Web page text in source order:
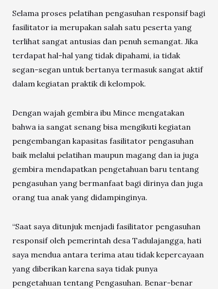
Selama proses pelatihan pengasuhan responsif bagi
fasilitator ia merupakan salah satu peserta yang
terlihat sangat antusias dan penuh semangat. Jika
terdapat hal-hal yang tidak dipahami, ia tidak
segan-segan untuk bertanya termasuk sangat aktif
dalam kegiatan praktik di kelompok.
Dengan wajah gembira ibu Mince mengatakan
bahwa ia sangat senang bisa mengikuti kegiatan
pengembangan kapasitas fasilitator pengasuhan
baik melalui pelatihan maupun magang dan ia juga
gembira mendapatkan pengetahuan baru tentang
pengasuhan yang bermanfaat bagi dirinya dan juga
orang tua anak yang didampinginya.
“Saat saya ditunjuk menjadi fasilitator pengasuhan
responsif oleh pemerintah desa Tadulajangga, hati
saya mendua antara terima atau tidak kepercayaan
yang diberikan karena saya tidak punya
pengetahuan tentang Pengasuhan. Benar-benar